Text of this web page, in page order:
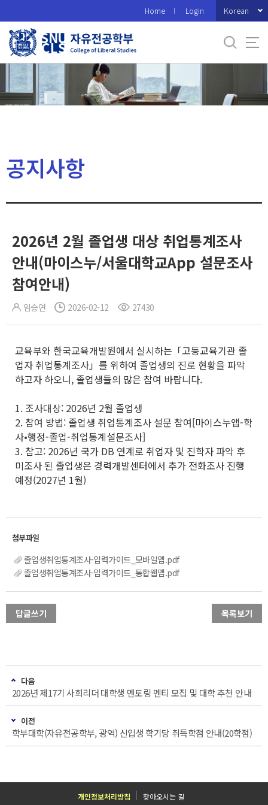
로
메
Home Login Korean
공지사항
2026년 2월 졸업생 대상 취업통계조사
안내(마이스누/서울대학교App 설문조사
참여안내)
임승연 2026-02-12 27430
교육부와 한국교육개발원에서 실시하는「고등교육기관 졸
업자 취업통계조사」를 위하여 졸업생의 진로 현황을 파악
하고자 하오니, 졸업생들의 많은 참여 바랍니다.
1. 조사대상: 2026년 2월 졸업생
2. 참여 방법: 졸업생 취업통계조사 설문 참여[마이스누앱-학
사•행정-졸업-취업통계설문조사]
3. 참고: 2026년 국가 DB 연계로 취업자 및 진학자 파악 후
미조사 된 졸업생은 경력개발센터에서 추가 전화조사 진행
예정(2027년 1월)
졸업생취업통계조사-입력가이드_모바일앱.pdf
졸업생취업통계조사-입력가이드_통합웹앱.pdf
답글쓰기 목록보기
다음
2026년 제17기 사회리더 대학생 멘토링 멘티 모집 및 대학 추천 안내
이전
학부대학(자유전공학부, 광역) 신입생 학기당 취득학점 안내(20학점)
개인정보처리방침 찾아오시는 길